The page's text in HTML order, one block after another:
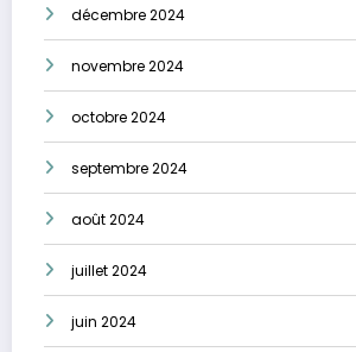
décembre 2024
novembre 2024
octobre 2024
septembre 2024
août 2024
juillet 2024
juin 2024